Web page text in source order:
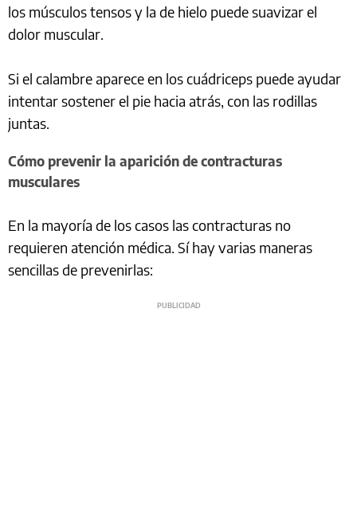
los músculos tensos y la de hielo puede suavizar el
dolor muscular.
Si el calambre aparece en los cuádriceps puede ayudar
intentar sostener el pie hacia atrás, con las rodillas
juntas.
Cómo prevenir la aparición de contracturas
musculares
En la mayoría de los casos las contracturas no
requieren atención médica. Sí hay varias maneras
sencillas de prevenirlas: